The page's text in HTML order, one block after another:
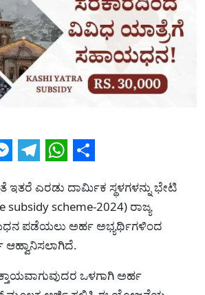
Telegram
WhatsApp
Share
ಇತರೆ ಎರಡು ದಾರ್ಮಿಕ ಸ್ಥಳಗಳನ್ನು ಭೇಟಿ
scheme-2024) ರಾಜ್ಯ
ಪಡೆಯಲು ಅರ್ಹ ಅಭ್ಯರ್ಥಿಗಳಿಂದ
ಒಳಗಾಗಿ ಅರ್ಹ